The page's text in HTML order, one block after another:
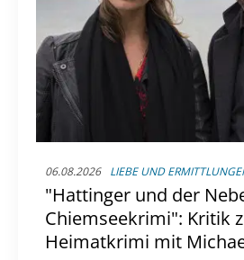
06.08.2026 LIEBE UND
"Hattinger und der
Chiemseekrimi": Kritik
Heimatkrimi mit